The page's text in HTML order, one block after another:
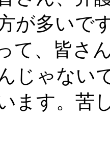
が多いで
て、皆さ
じゃない
ます。苦